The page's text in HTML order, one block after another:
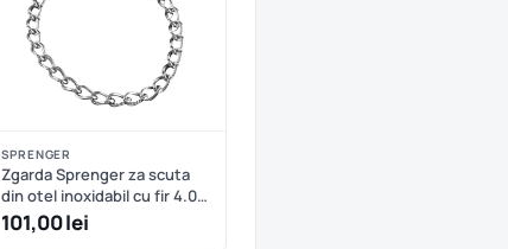
SPRENGER
Zgarda Sprenger za scuta
din otel inoxidabil cu fir 4.0
mm - 60 cm
101,00 lei